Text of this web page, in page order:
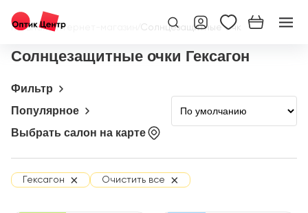
Главная/Интернет-магазин Солнцезащитные очки
Солнцезащитные очки Гексагон
Фильтр
Популярное
Выбрать салон на карте
Гексагон × Очистить все ×